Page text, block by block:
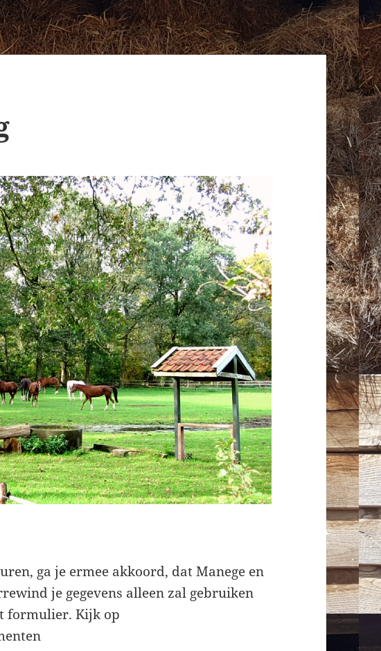
ga je ermee akkoord, dat Manege en
je gegevens alleen zal gebruiken
formulier. Kijk op